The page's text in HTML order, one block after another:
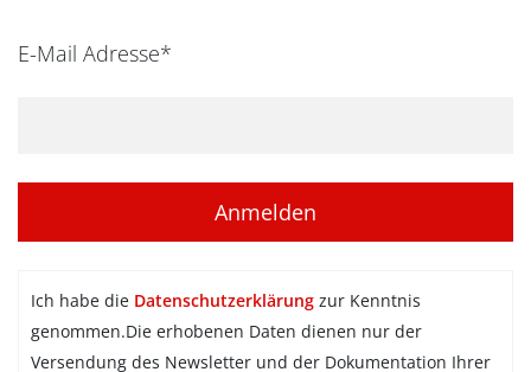
E-Mail Adresse*
Ich habe die Datenschutzerklärung zur Kenntnis
genommen.Die erhobenen Daten dienen nur der
Versendung des Newsletter und der Dokumentation Ihrer